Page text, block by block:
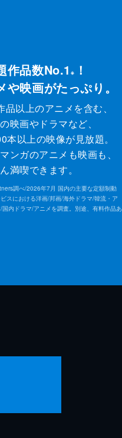
作品数No.1 ※
！
や映画がたっぷり。
品以上のアニメを含む、
映画やドラマなど、
本以上の映像が見放題。
ンガのアニメも映画も、
満喫できます。
調べ/2026年7⽉ 国内の主要な定額制動
スにおける洋画/邦画/海外ドラマ/韓流・ア
国内ドラマ/アニメを調査。別途、有料作品あ